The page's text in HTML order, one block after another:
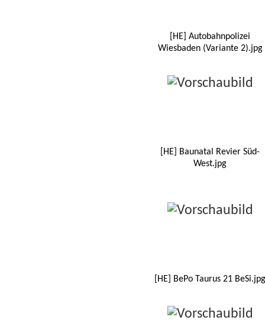
[HE] Autobahnpolizei
Wiesbaden (Variante 2).jpg
[HE] Baunatal Revier Süd-
West.jpg
[HE] BePo Taurus 21 BeSi.jpg